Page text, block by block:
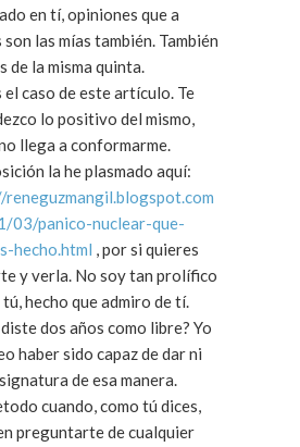
en tí, opiniones que a
son las mías también. También
de la misma quinta.
el caso de este artículo. Te
lo positivo del mismo,
llega a conformarme.
la he plasmado aquí:
03/panico-nuclear-que-
hecho.html , por si quieres
y verla. No soy tan prolífico
hecho que admiro de tí.
diste dos años como libre? Yo
haber sido capaz de dar ni
de esa manera.
cuando, como tú dices,
preguntarte de cualquier